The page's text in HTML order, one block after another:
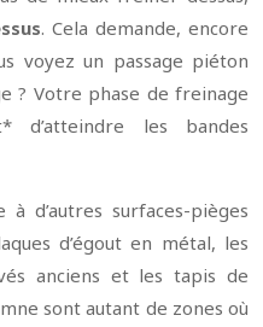
. Cela demande, encore
voyez un passage piéton
? Votre phase de freinage
les bandes
d’autres surfaces-pièges
d’égout en métal, les
anciens et les tapis de
sont autant de zones où